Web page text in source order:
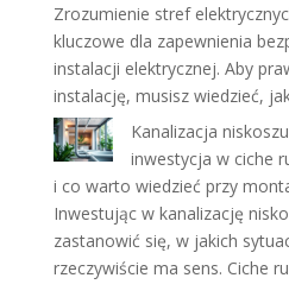
Zrozumienie stref
kluczowe dla zapewnienia
instalacji elektrycznej. Aby
instalację, musisz wiedzieć,
Kanalizacja
inwestycja w ciche
i co warto wiedzieć przy
Inwestując w kanalizację
zastanowić się, w jakich
rzeczywiście ma sens. Ciche